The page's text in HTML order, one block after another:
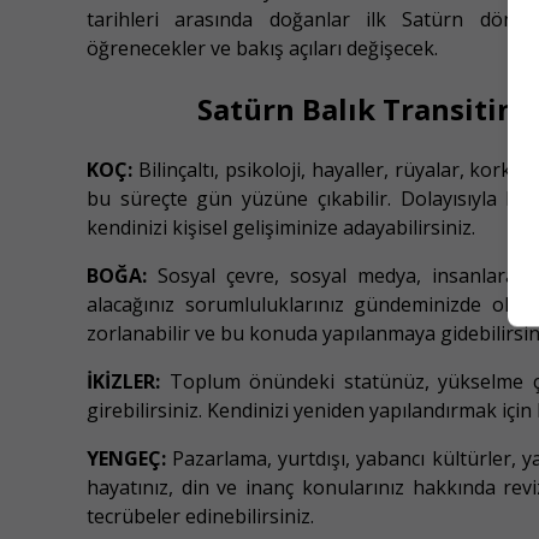
tarihleri arasında doğanlar ilk Satürn
öğrenecekler ve bakış açıları değişecek.
Satürn Balık
KOÇ: Bilinçaltı, psikoloji, hayaller, rüyalar,
bu süreçte gün yüzüne çıkabilir. Dolayısıyla
kendinizi kişisel gelişiminize adayabilirsiniz.
BOĞA: Sosyal çevre, sosyal medya, insanlara
alacağınız sorumluluklarınız gündeminizde
zorlanabilir ve bu konuda yapılanmaya
İKİZLER: Toplum önündeki statünüz, yükselme
girebilirsiniz. Kendinizi yeniden yapılandırmak
YENGEÇ: Pazarlama, yurtdışı, yabancı kültürler,
hayatınız, din ve inanç konularınız hakkında
tecrübeler edinebilirsiniz.